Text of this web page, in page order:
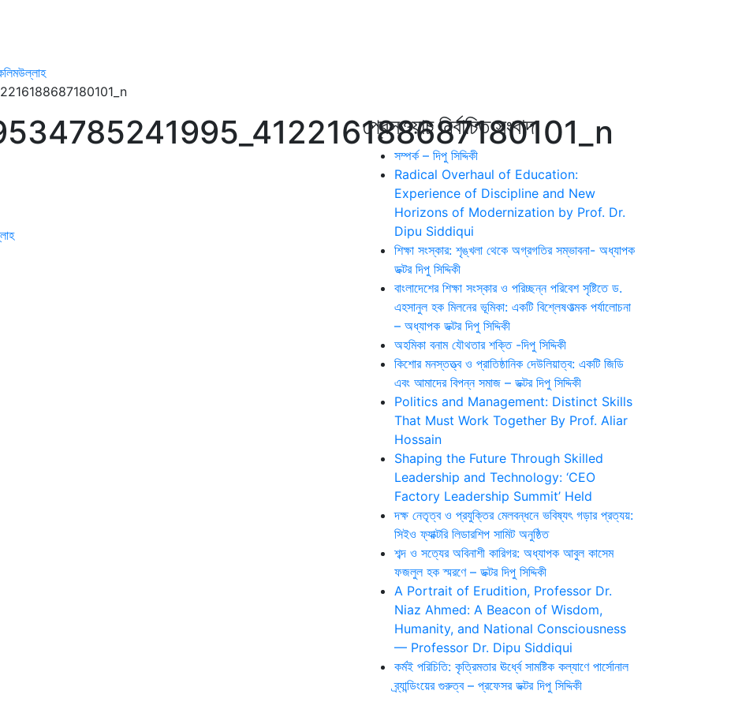
প্রেসওয়াচ নির্বাচিত সংবাদ
সম্পর্ক – দিপু সিদ্দিকী
Radical Overhaul of Education:
Experience of Discipline and New
Horizons of Modernization by Prof. Dr.
Dipu Siddiqui
শিক্ষা সংস্কার: শৃঙ্খলা থেকে অগ্রগতির সম্ভাবনা- অধ্যাপক
ডক্টর দিপু সিদ্দিকী
বাংলাদেশের শিক্ষা সংস্কার ও পরিচ্ছন্ন পরিবেশ সৃষ্টিতে ড.
এহসানুল হক মিলনের ভূমিকা: একটি বিশ্লেষণাত্মক পর্যালোচনা
– অধ্যাপক ডক্টর দিপু সিদ্দিকী
অহমিকা বনাম যৌথতার শক্তি -দিপু সিদ্দিকী
কিশোর মনস্তত্ত্ব ও প্রাতিষ্ঠানিক দেউলিয়াত্ব: একটি জিডি
এবং আমাদের বিপন্ন সমাজ – ডক্টর দিপু সিদ্দিকী
Politics and Management: Distinct Skills
That Must Work Together By Prof. Aliar
Hossain
Shaping the Future Through Skilled
Leadership and Technology: ‘CEO
Factory Leadership Summit’ Held
দক্ষ নেতৃত্ব ও প্রযুক্তির মেলবন্ধনে ভবিষ্যৎ গড়ার প্রত্যয়:
সিইও ফ্যাক্টরি লিডারশিপ সামিট অনুষ্ঠিত
শব্দ ও সত্যের অবিনাশী কারিগর: অধ্যাপক আবুল কাসেম
ফজলুল হক স্মরণে – ডক্টর দিপু সিদ্দিকী
A Portrait of Erudition, Professor Dr.
Niaz Ahmed: A Beacon of Wisdom,
Humanity, and National Consciousness
— Professor Dr. Dipu Siddiqui
কর্মই পরিচিতি: কৃত্রিমতার ঊর্ধ্বে সামষ্টিক কল্যাণে পার্সোনাল
ব্র্যান্ডিংয়ের গুরুত্ব – প্রফেসর ডক্টর দিপু সিদ্দিকী